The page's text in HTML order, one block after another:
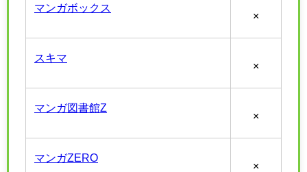
マンガボックス
×
スキマ
×
マンガ図書館Z
×
マンガZERO
×